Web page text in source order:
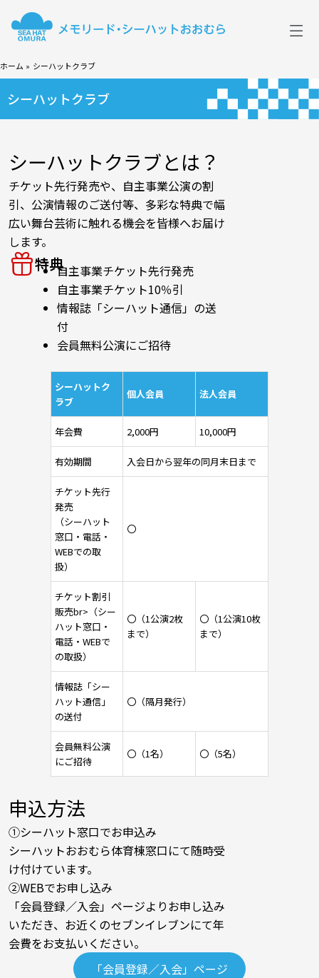
メ
ニ
ホーム シーハットクラブ
シーハットクラブ
シーハットクラブとは？
チケット先行発売や、自主事業公演の割
引、公演情報のご送付等、多彩な特典で幅
広い舞台芸術に触れる機会を皆様へお届け
します。
特典自主事業チケット先行発売
自主事業チケット10％引
情報誌「シーハット通信」の送
付
会員無料公演にご招待
シーハットク
ラブ
個人会員 法人会員
年会費 2,000円 10,000円
有効期間 入会日から翌年の同月末日まで
チケット先行
発売
（シーハット
窓口・電話・
WEBでの取
扱）
〇
チケット割引
販売br>（シー
ハット窓口・
電話・WEBで
の取扱）
〇（1公演2枚
まで）
〇（1公演10枚
まで）
情報誌「シー
ハット通信」
の送付
〇（隔月発行）
会員無料公演
にご招待
〇（1名） 〇（5名）
申込方法
①シーハット窓口でお申込み
シーハットおおむら体育棟窓口にて随時受
け付けています。
②WEBでお申し込み
「会員登録／入会」ページよりお申し込み
いただき、お近くのセブンイレブンにて年
会費をお支払いください。
「会員登録／入会」ページ